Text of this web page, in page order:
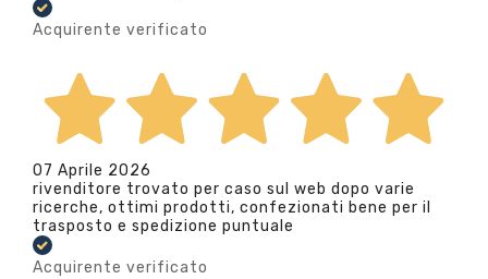
Acquirente verificato
07 Aprile 2026
rivenditore trovato per caso sul web dopo varie
ricerche, ottimi prodotti, confezionati bene per il
trasposto e spedizione puntuale
Acquirente verificato